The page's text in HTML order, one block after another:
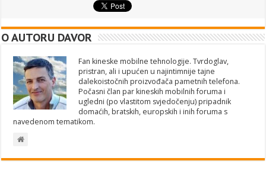
O AUTORU DAVOR
Fan kineske mobilne tehnologije. Tvrdoglav,
pristran, ali i upućen u najintimnije tajne
dalekoistočnih proizvođača pametnih telefona.
Počasni član par kineskih mobilnih foruma i
ugledni (po vlastitom svjedočenju) pripadnik
domaćih, bratskih, europskih i inih foruma s
navedenom tematikom.